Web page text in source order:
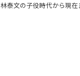
林泰文の子役時代から現